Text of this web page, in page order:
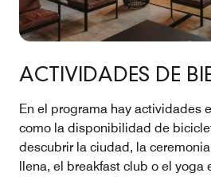
ACTIVIDADES DE
En el programa hay actividades
como la disponibilidad de
descubrir la ciudad, la
llena, el breakfast club o el yoga